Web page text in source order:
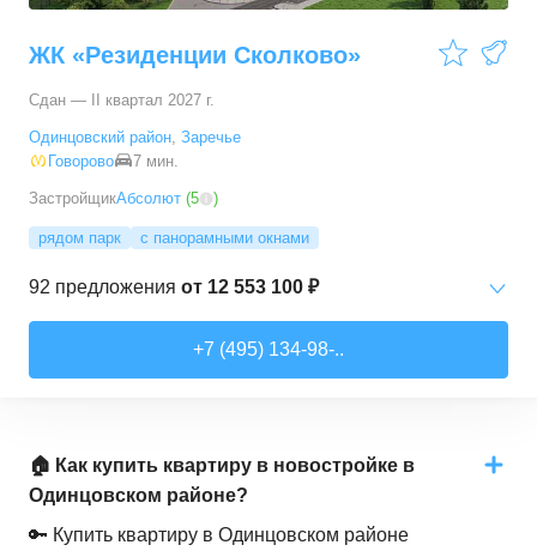
ЖК «Резиденции Сколково»
Сдан — II квартал 2027 г.
Одинцовский район, Заречье
Говорово
7 мин.
ЗастройщикАбсолют (5 )
рядом парк с панорамными окнами
92 предложения от 12 553 100 ₽
41,8–53,7м² 15 предложений
2-комн. кв. от
+7 (495) 134-98-..
🏠 Как купить квартиру в новостройке в
Одинцовском районе?
🔑 Купить квартиру в Одинцовском районе